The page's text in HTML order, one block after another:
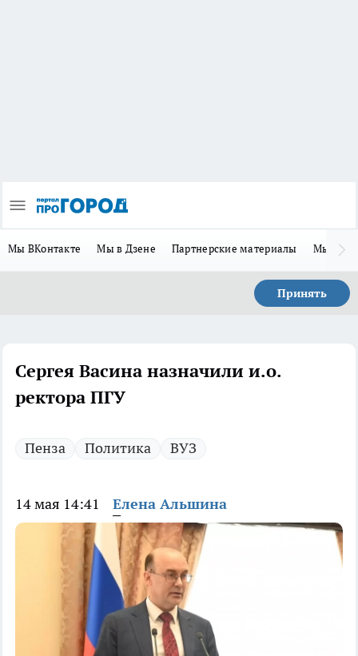
Мы ВКонтакте Мы в Дзене Партнерские материалы Мы в
Принять
Сергея Васина назначили и.о.
ректора ПГУ
Пенза Политика ВУЗ
14 мая 14:41 Елена Альшина